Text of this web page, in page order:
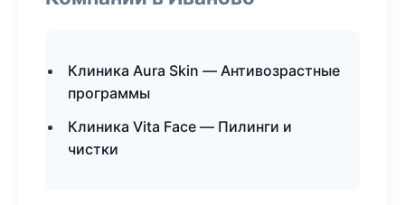
Клиника Aura Skin — Антивозрастные
программы
Клиника Vita Face — Пилинги и
чистки